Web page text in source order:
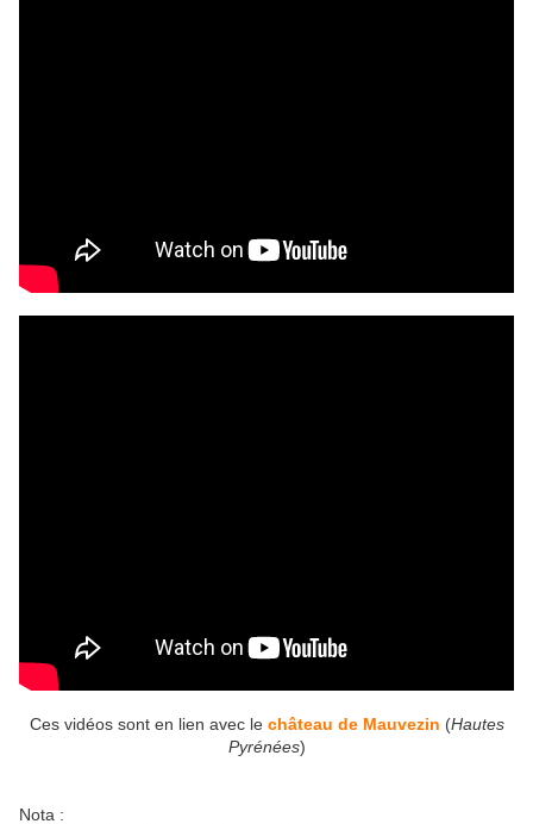
Ces vidéos sont en lien avec le château de Mauvezin (Hautes
Pyrénées)
Nota :